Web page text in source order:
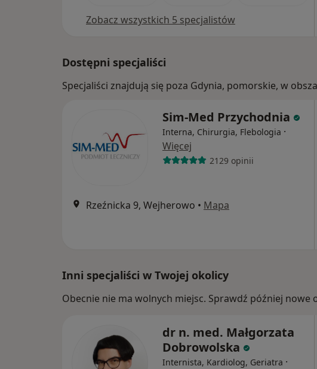
Zobacz wszystkich 5 specjalistów
Dostępni specjaliści
Specjaliści znajdują się poza Gdynia, pomorskie, w
Sim-Med Przychodnia
Interna, Chirurgia, Flebologia ·
Więcej
2129 opinii
Rzeźnicka 9, Wejherowo • Mapa
Inni specjaliści w Twojej okolicy
Obecnie nie ma wolnych miejsc. Sprawdź później nowe
dr n. med. Małgorzata
Dobrowolska
Internista, Kardiolog, Geriatra ·